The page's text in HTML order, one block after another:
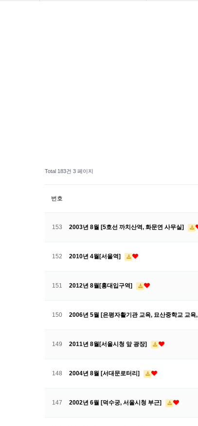
Total 183건 3 페이지
번호
153 2003년 8월 [5호선 까치산역, 화문연 사무실]
152 2010년 4월[서울역]
151 2012년 8월[홍대입구역]
150 2006년 5월 [은평자활기관 교육, 묘산중학교 교
149 2011년 8월[서울시청 앞 광장]
148 2004년 8월 [서대문로터리]
147 2002년 6월 [덕수궁, 서울시청 부근]